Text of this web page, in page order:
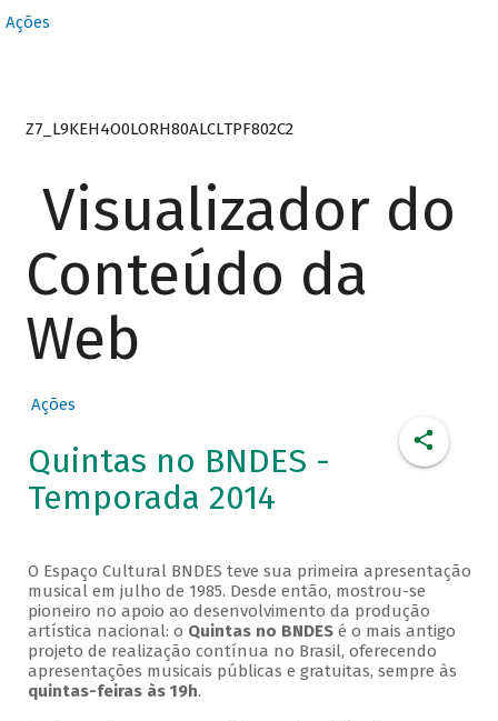
Ações
Z7_L9KEH4O0LORH80ALCLTPF802C2
Visualizador do
Conteúdo da
Web
Ações
Quintas no BNDES -
Temporada 2014
O Espaço Cultural BNDES teve sua primeira apresentação
musical em julho de 1985. Desde então, mostrou-se
pioneiro no apoio ao desenvolvimento da produção
artística nacional: o Quintas no BNDESé o mais antigo
projeto de realização contínua no Brasil, oferecendo
apresentações musicais públicas e gratuitas, sempre às
quintas-feiras às 19h.